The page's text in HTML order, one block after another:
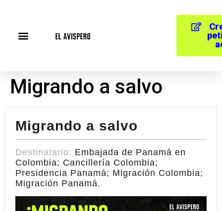
Migrando a salvo
Migrando a salvo
Destinatario: Embajada de Panamá en
Colombia; Cancillería Colombia;
Presidencia Panamá; Migración Colombia;
Migración Panamá.